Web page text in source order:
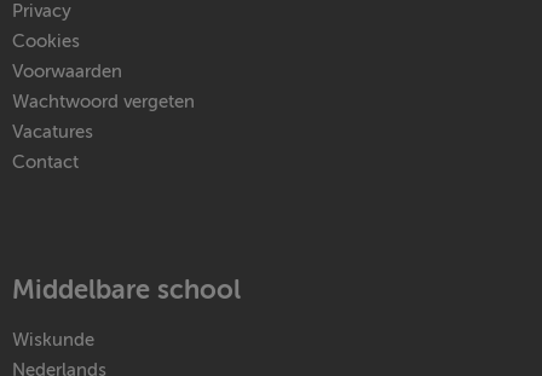
Privacy
Cookies
Voorwaarden
Wachtwoord vergeten
Vacatures
Contact
Middelbare school
Wiskunde
Nederlands